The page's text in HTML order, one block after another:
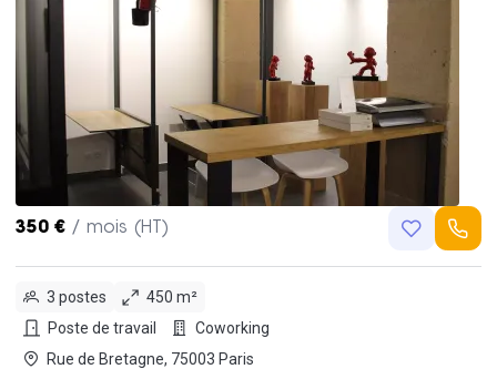
350 € / mois (HT)
3 postes
450 m²
Poste de travail
Coworking
Rue de Bretagne, 75003 Paris